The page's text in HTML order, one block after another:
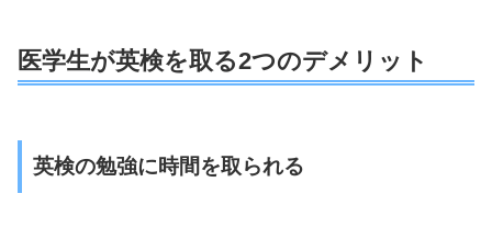
医学生が英検を取る2つのデメリット
英検の勉強に時間を取られる